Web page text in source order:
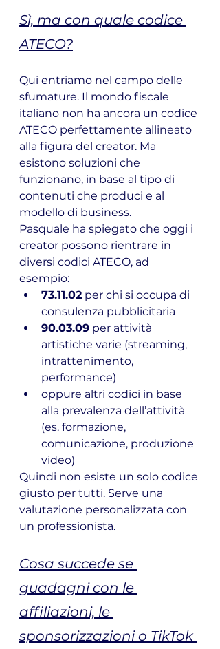
Sì, ma con quale codice
ATECO?
Qui entriamo nel campo delle
sfumature. Il mondo fiscale
italiano non ha ancora un codice
ATECO perfettamente allineato
alla figura del creator. Ma
esistono soluzioni che
funzionano, in base al tipo di
contenuti che produci e al
modello di business.
Pasquale ha spiegato che oggi i
creator possono rientrare in
diversi codici ATECO, ad
esempio:
73.11.02 per chi si occupa di
consulenza pubblicitaria
90.03.09 per attività
artistiche varie (streaming,
intrattenimento,
performance)
oppure altri codici in base
alla prevalenza dell’attività
(es. formazione,
comunicazione, produzione
video)
Quindi non esiste un solo codice
giusto per tutti. Serve una
valutazione personalizzata con
un professionista.
Cosa succede se
guadagni con le
affiliazioni, le
sponsorizzazioni o TikTok